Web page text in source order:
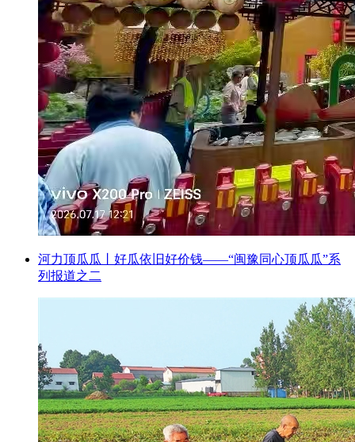
河力顶瓜瓜丨好瓜依旧好价钱——“闽豫同心顶瓜瓜”系
列报道之二